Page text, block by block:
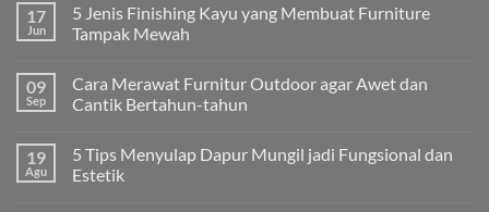
17
Jun
5 Jenis Finishing Kayu yang Membuat Furniture
Tampak Mewah
komentar
pada
5
Kayu
yang
Membuat
09
Sep
Cara Merawat Furnitur Outdoor agar Awet dan
Cantik Bertahun-tahun
komentar
pada
Cara
19
Agu
5 Tips Menyulap Dapur Mungil jadi Fungsional dan
Estetik